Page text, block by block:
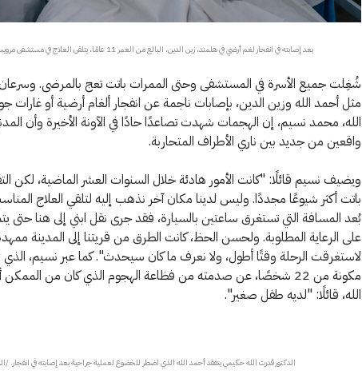
بعد إصابته في انفجار لغم أرضي في هلمند، زين الدين، البالغ من العمر 11 عامًا، يتلقى العلاج في مستشفى مرويس. /اللجنة الدولية
شُغِلت جميع الأسرة في المستشفى وحتى الممرات باتت تعج بالمرضى. وسرعان
مثل أحمد الله وزين الدين، بإصابات ناجمة عن انفجار ألغام أرضية أو غارات
الله، محمد نسيم، إن الهجمات شهدت تصاعدًا حادًا في الآونة الأخيرة وأن
واقعين من جديد بين ناري الأطراف المتحاربة.
ويضيف نسيم قائلًا: "كانت الأمور هادئة خلال السنوات العشر الماضية، لكن
باتت أكثر شيوعًا مجددًا. وليس لدينا مكان آخر نذهب إليه لتلقي العلاج
بُعد المسافة التي تستغرق ساعتين بالسيارة، فقد جرى نقل ابني إلى هنا
على الرعاية المطلوبة. ولحسن الحظ، كانت الطرق من قريتنا إلى المدينة
لاستغرقت الرحلة وقتًا أطول، ولا نعرف ما كان سيحدث". كما عبر نسيم، الذي
مكونة من 22 شخصًا، عن صدمته من فظاعة الهجوم الذي كان من
الله، قائلًا: "لديه طفل صغير".
الدكتور قدرت الله حكيمي يتفقد أحمد الله الذي اضطر للخضوع لعملية جراحية بعد إصابته في انفجار. /